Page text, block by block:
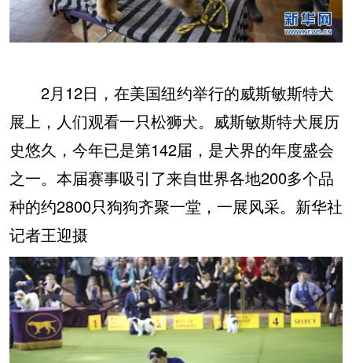
2月12日，在美国纽约举行的威斯敏斯特犬
展上，人们观看一只松狮犬。威斯敏斯特犬展历
史悠久，今年已是第142届，是犬界的年度盛会
之一。本届赛事吸引了来自世界各地200多个品
种的约2800只狗狗齐聚一堂，一展风采。新华社
记者王迎摄